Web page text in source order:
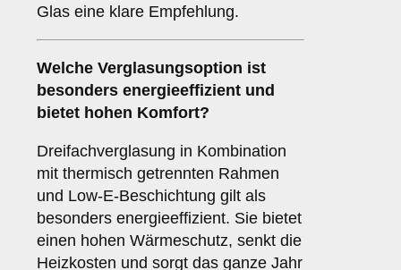
Glas eine klare Empfehlung.
Welche Verglasungsoption ist
besonders energieeffizient und
bietet hohen Komfort?
Dreifachverglasung in Kombination
mit thermisch getrennten Rahmen
und Low-E-Beschichtung gilt als
besonders energieeffizient. Sie bietet
einen hohen Wärmeschutz, senkt die
Heizkosten und sorgt das ganze Jahr